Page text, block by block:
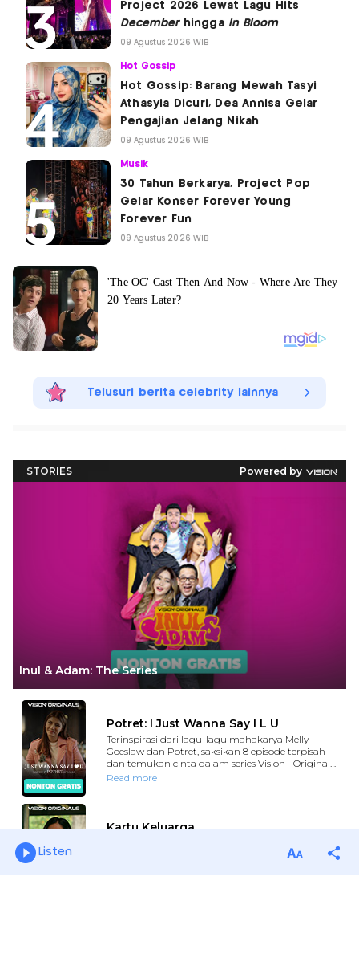
Project 2026 Lewat Lagu Hits
Decemberhingga In Bloom
09 Agustus 2026 WIB
Hot Gossip
Hot Gossip: Barang Mewah Tasyi
Athasyia Dicuri, Dea Annisa Gelar
Pengajian Jelang Nikah
09 Agustus 2026 WIB
Musik
30 Tahun Berkarya, Project Pop
Gelar Konser Forever Young
Forever Fun
09 Agustus 2026 WIB
Telusuri berita celebrity lainnya
Listen